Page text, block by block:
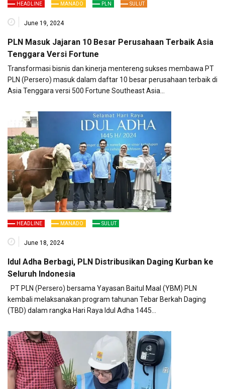
HEADLINE MANADO PLN SULUT
June 19, 2024
PLN Masuk Jajaran 10 Besar Perusahaan Terbaik Asia
Tenggara Versi Fortune
Transformasi bisnis dan kinerja mentereng sukses membawa PT
PLN (Persero) masuk dalam daftar 10 besar perusahaan terbaik di
Asia Tenggara versi 500 Fortune Southeast Asia…
HEADLINE MANADO SULUT
June 18, 2024
Idul Adha Berbagi, PLN Distribusikan Daging Kurban ke
Seluruh Indonesia
PT PLN (Persero) bersama Yayasan Baitul Maal (YBM) PLN
kembali melaksanakan program tahunan Tebar Berkah Daging
(TBD) dalam rangka Hari Raya Idul Adha 1445…